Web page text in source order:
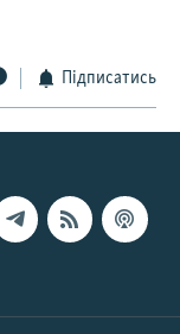
Підписатись